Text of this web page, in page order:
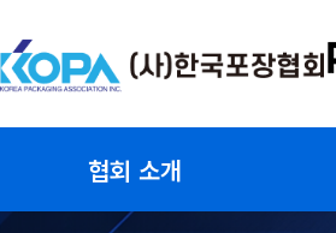
텐
츠
협회 소개